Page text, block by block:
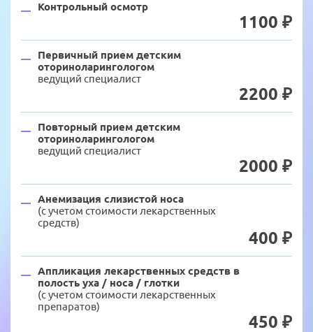
Контрольный осмотр
1100 ₽
Первичный прием детским
оториноларингологом
ведущий специалист
2200 ₽
Повторный прием детским
оториноларингологом
ведущий специалист
2000 ₽
Анемизация слизистой носа
(с учетом стоимости лекарственных
средств)
400 ₽
Аппликация лекарственных средств в
полость уха / носа / глотки
(с учетом стоимости лекарственных
препаратов)
450 ₽